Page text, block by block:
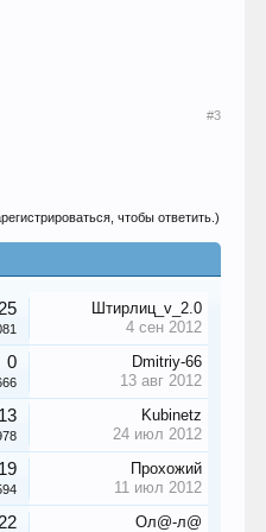
#3
чтобы ответить.)
25
Штирлиц_v_2.0
4 сен 2012
0
Dmitriy-66
13 авг 2012
13
Kubinetz
24 июл 2012
19
Прохожий
11 июл 2012
22 Ол@-л@